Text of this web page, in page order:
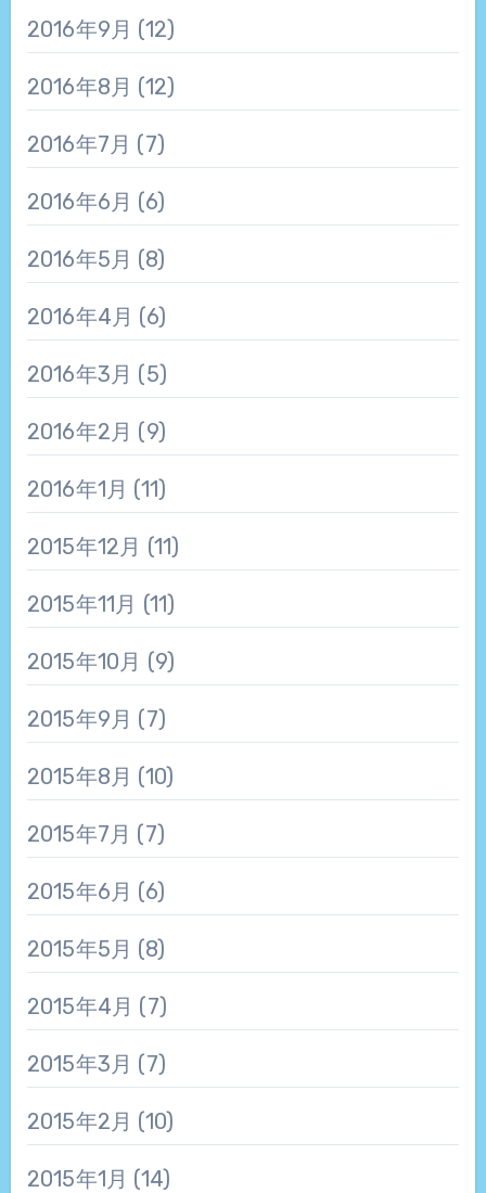
2016年9月 (12)
2016年8月 (12)
2016年7月 (7)
2016年6月 (6)
2016年5月 (8)
2016年4月 (6)
2016年3月 (5)
2016年2月 (9)
2016年1月 (11)
2015年12月 (11)
2015年11月 (11)
2015年10月 (9)
2015年9月 (7)
2015年8月 (10)
2015年7月 (7)
2015年6月 (6)
2015年5月 (8)
2015年4月 (7)
2015年3月 (7)
2015年2月 (10)
2015年1月 (14)